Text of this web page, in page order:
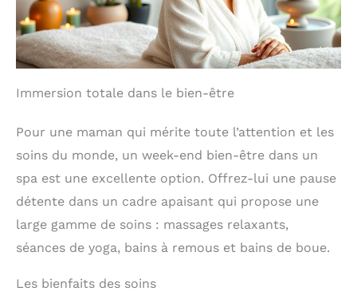
Immersion totale dans le bien-être
Pour une maman qui mérite toute l’attention et les
soins du monde, un week-end bien-être dans un
spa est une excellente option. Offrez-lui une pause
détente dans un cadre apaisant qui propose une
large gamme de soins : massages relaxants,
séances de yoga, bains à remous et bains de boue.
Les bienfaits des soins